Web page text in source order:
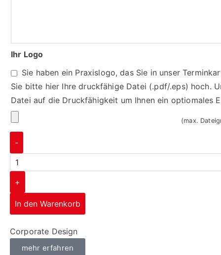
Ihr Logo
Sie haben ein Praxislogo, das Sie in unser
Sie bitte hier Ihre druckfähige Datei (.pdf/.eps) hoch.
Datei auf die Druckfähigkeit um Ihnen ein optiomales
(max.
-
+
In den Warenkorb
Corporate Design
mehr erfahren